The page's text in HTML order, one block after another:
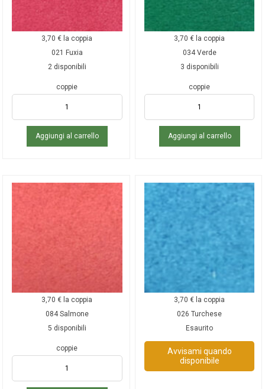
3,70€ la coppia
021 Fuxia
2 disponibili
coppie
Aggiungi al carrello
3,70€ la coppia
034 Verde
3 disponibili
coppie
Aggiungi al carrello
3,70€ la coppia
084 Salmone
5 disponibili
coppie
3,70€ la coppia
026 Turchese
Esaurito
Avvisami quando
disponibile